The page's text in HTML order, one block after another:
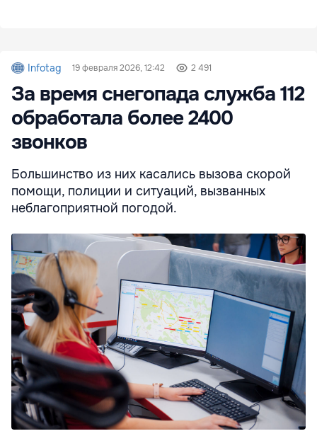
Infotag 19 февраля 2026, 12:42 2 491
За время снегопада служба 112
обработала более 2400
звонков
Большинство из них касались вызова скорой
помощи, полиции и ситуаций, вызванных
неблагоприятной погодой.